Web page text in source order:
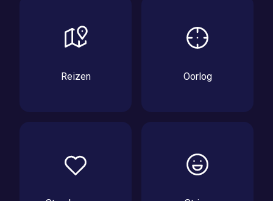
Reizen Oorlog